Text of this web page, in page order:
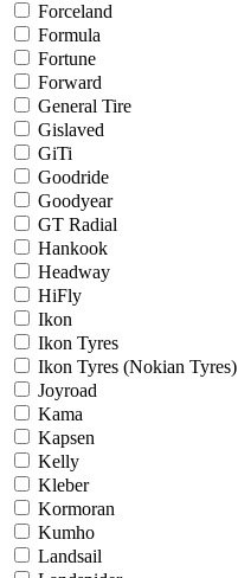
Forceland
Formula
Fortune
Forward
General Tire
Gislaved
GiTi
Goodride
Goodyear
GT Radial
Hankook
Headway
HiFly
Ikon
Ikon Tyres
Ikon Tyres (Nokian Tyres)
Joyroad
Kama
Kapsen
Kelly
Kleber
Kormoran
Kumho
Landsail